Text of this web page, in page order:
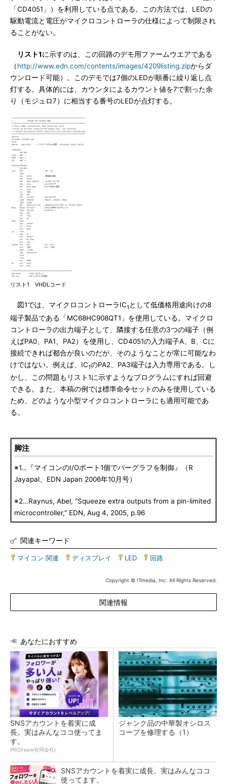
「CD4051」）を利用している点である。この方法では、LEDの
駆動電流と電圧がマイクロコントローラの仕様によって制限され
ることがない。
リスト1に示すのは、この回路のデモ用ファームウエアである
（http://www.edn.com/contents/images/4209listing.zipからダ
ウンロード可能）。このデモでは7個のLEDが順番に繰り返し点
灯する。具体的には、カウンタによるカウント値を7で割った余
り（モジュロ7）に相当する番号のLEDが点灯する。
リスト1 VHDLコード
図1では、マイクロコントローラIC1 として低価格用途向けの8
端子製品である「MC68HC908QT1」を使用している。マイクロ
コントローラの出力端子として、隣接する任意の3つの端子（例
えばPA0、PA1、PA2）を使用し、CD4051の入力端子A、B、Cに
接続できれば都合が良いのだが、そのようなことが常に可能なわ
けではない。例えば、IC1のPA2、PA3端子は入力専用である。し
かし、この問題もリスト1に示すようなプログラムにすれば回避
できる。また、本稿の例では標準命令セットのみを使用している
ため、どのような小型マイクロコントローラにも適用可能であ
る。
脚注
※1…『マイコンのI/Oポート1個でバーグラフを制御』（R
Jayapal、EDN Japan 2006年10月号）
※2…Raynus, Abel, “Squeeze extra outputs from a pin-limited
microcontroller," EDN, Aug 4, 2005, p.96
関連キーワード
マイコン 関連 ディスプレイ LED 回路
Copyright © ITmedia, Inc. All Rights Reserved.
関連情報
あなたにおすすめ
SNSアカウントを着実に成
長。実はみんなココ使ってま
す。
PR(Dreaw合同会社)
ジャンク品の中華製オシロス
コープを修理する（1）
SNSアカウントを着実に成長。実はみんなココ
使ってます。